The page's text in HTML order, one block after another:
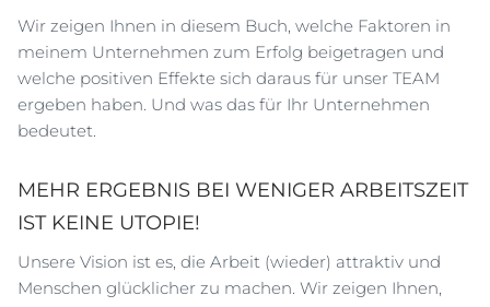
Wir zeigen Ihnen in diesem Buch, welche Faktoren in
meinem Unternehmen zum Erfolg beigetragen und
welche positiven Effekte sich daraus für unser TEAM
ergeben haben. Und was das für Ihr Unternehmen
bedeutet.
MEHR ERGEBNIS BEI WENIGER ARBEITSZEIT
IST KEINE UTOPIE!
Unsere Vision ist es, die Arbeit (wieder) attraktiv und
Menschen glücklicher zu machen. Wir zeigen Ihnen,